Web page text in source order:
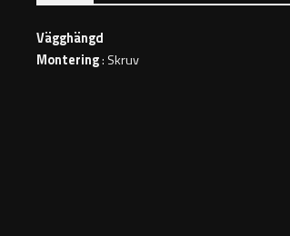
Vägghängd
Montering: Skruv